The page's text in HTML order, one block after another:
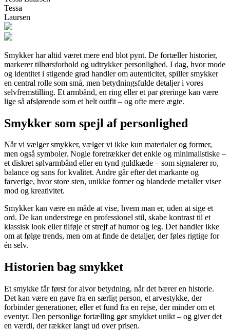
Tessa
Laursen
Smykker har altid været mere end blot pynt. De fortæller historier,
markerer tilhørsforhold og udtrykker personlighed. I dag, hvor mode
og identitet i stigende grad handler om autenticitet, spiller smykker
en central rolle som små, men betydningsfulde detaljer i vores
selvfremstilling. Et armbånd, en ring eller et par øreringe kan være
lige så afslørende som et helt outfit – og ofte mere ægte.
Smykker som spejl af personlighed
Når vi vælger smykker, vælger vi ikke kun materialer og former,
men også symboler. Nogle foretrækker det enkle og minimalistiske –
et diskret sølvarmbånd eller en tynd guldkæde – som signalerer ro,
balance og sans for kvalitet. Andre går efter det markante og
farverige, hvor store sten, unikke former og blandede metaller viser
mod og kreativitet.
Smykker kan være en måde at vise, hvem man er, uden at sige et
ord. De kan understrege en professionel stil, skabe kontrast til et
klassisk look eller tilføje et strejf af humor og leg. Det handler ikke
om at følge trends, men om at finde de detaljer, der føles rigtige for
én selv.
Historien bag smykket
Et smykke får først for alvor betydning, når det bærer en historie.
Det kan være en gave fra en særlig person, et arvestykke, der
forbinder generationer, eller et fund fra en rejse, der minder om et
eventyr. Den personlige fortælling gør smykket unikt – og giver det
en værdi, der rækker langt ud over prisen.